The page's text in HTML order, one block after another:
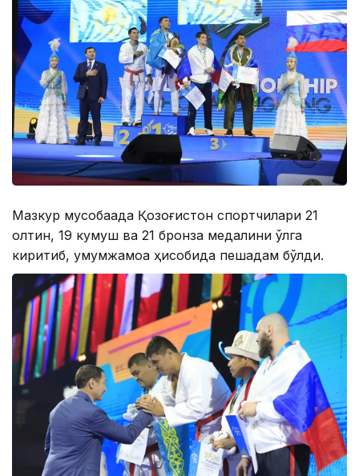
Мазкур мусобақада Қозоғистон спортчилари 21
олтин, 19 кумуш ва 21 бронза медалини қўлга
киритиб, умумжамоа ҳисобида пешқадам бўлди.